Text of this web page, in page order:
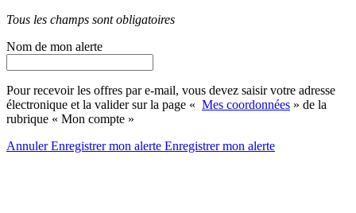
Tous les champs sont obligatoires
Nom de mon alerte
Pour recevoir les offres par e-mail, vous devez saisir votre adresse
électronique et la valider sur la page « Mes coordonnées » de la
rubrique « Mon compte »
AnnulerEnregistrer mon alerte Enregistrermon alerte